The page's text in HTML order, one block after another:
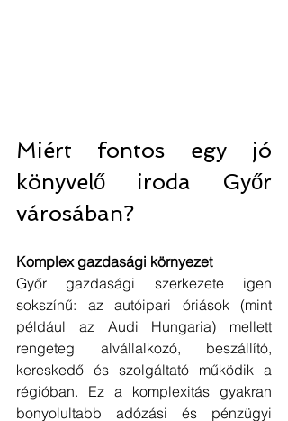
Miért fontos egy jó
könyvelő iroda Győr
városában?
Komplex gazdasági környezet
Győr gazdasági szerkezete igen
sokszínű: az autóipari óriások (mint
például az Audi Hungaria) mellett
rengeteg alvállalkozó, beszállító,
kereskedő és szolgáltató működik a
régióban. Ez a komplexitás gyakran
bonyolultabb adózási és pénzügyi